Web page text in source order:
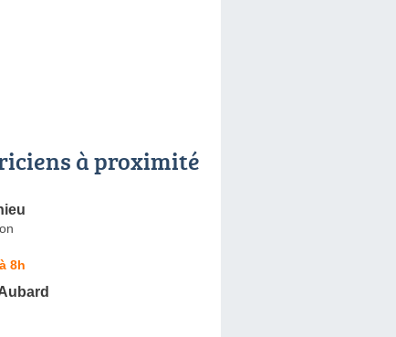
à proximité
8h